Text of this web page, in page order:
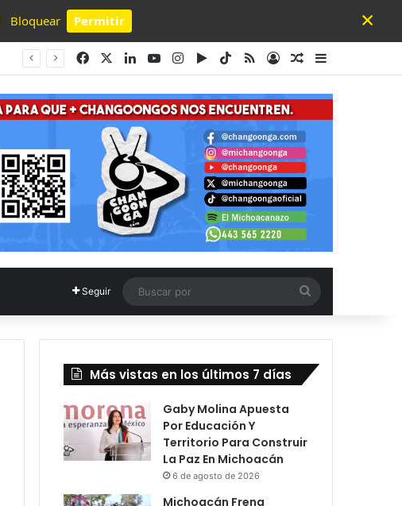
Bloquear Permitir
Powered by SendPulse
×
FacebookLinkedInYouTubeInstagram
Google Play
TikTok
RSSAccesoPublicación al
Barra lateral
Seguir
por
Más vistas en los últimos 7 días
Gaby Molina Apuesta
Por Educación Y
Territorio Para Construir
La Paz En Michoacán
6 de agosto de 2026
Michoacán Frena